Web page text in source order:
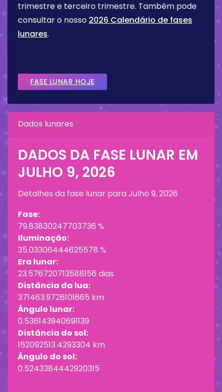
trimestre e terceiro trimestre. Também pode
consultar o nosso 2026 Calendário de fases
lunares.
FASE LUNAR HOJE
Dados lunares
DADOS DA FASE LUNAR EM
JULHO 9, 2026
Detalhes da fase lunar paraJulho 9, 2026
Fase:
79.83830247703736 %
Iluminação:
35.03306444625578 %
Era lunar:
23.576720713588156 dias
Distância da lua:
371463.9726101665 km
Ângulo lunar:
0.536143940691139
Distância do sol:
152092513.4293304 km
Ângulo do sol:
0.5243384442920315